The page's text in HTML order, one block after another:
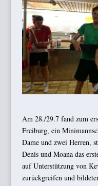
Am 28./29.7 fand zum
Freiburg, ein
Dame und zwei Herren,
Denis und Moana das
auf Unterstützung von
zurückgreifen und